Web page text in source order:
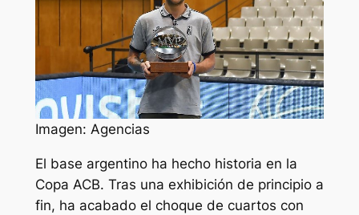
Imagen: Agencias
El base argentino ha hecho historia en la
Copa ACB. Tras una exhibición de principio a
fin, ha acabado el choque de cuartos con